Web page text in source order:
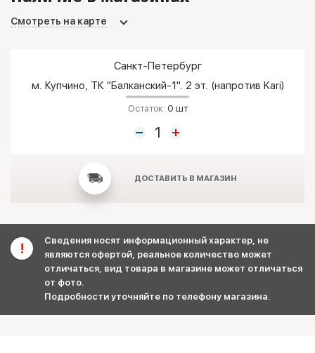
Смотреть на карте
Санкт-Петербург
м. Купчино, ТК "Балканский-1". 2 эт. (напротив Kari)
Остаток: 0 шт
ДОСТАВИТЬ В МАГАЗИН
Сведения носят информационный характер, не
являются офертой, реальное количество может
отличаться, вид товара в магазине может отличаться
от фото.
Подробности уточняйте по телефону магазина.